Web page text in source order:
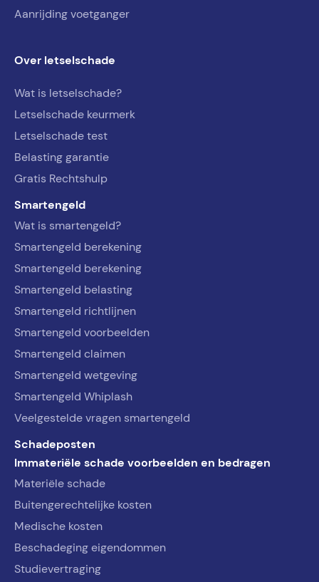
Aanrijding voetganger
Over letselschade
Wat is letselschade?
Letselschade keurmerk
Letselschade test
Belasting garantie
Gratis Rechtshulp
Smartengeld
Wat is smartengeld?
Smartengeld berekening
Smartengeld berekening
Smartengeld belasting
Smartengeld richtlijnen
Smartengeld voorbeelden
Smartengeld claimen
Smartengeld wetgeving
Smartengeld Whiplash
Veelgestelde vragen smartengeld
Schadeposten
Immateriële schade voorbeelden en bedragen
Materiële schade
Buitengerechtelijke kosten
Medische kosten
Beschadeging eigendommen
Studievertraging